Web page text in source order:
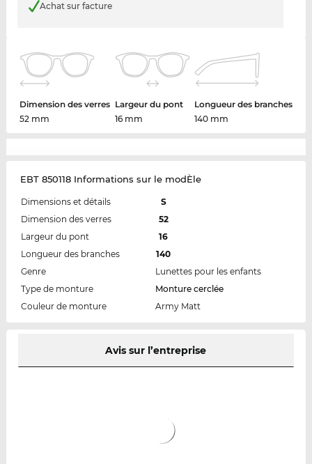
Achat sur facture
Dimension des verres
52 mm
Largeur du pont
16 mm
Longueur des branches
140 mm
EBT 850118 Informations sur le modÈle
Dimensions et détails
S
Dimension des verres
52
Largeur du pont
16
Longueur des branches
140
Genre
Lunettes pour les enfants
Type de monture
Monture cerclée
Couleur de monture
Army Matt
Avis sur l’entreprise